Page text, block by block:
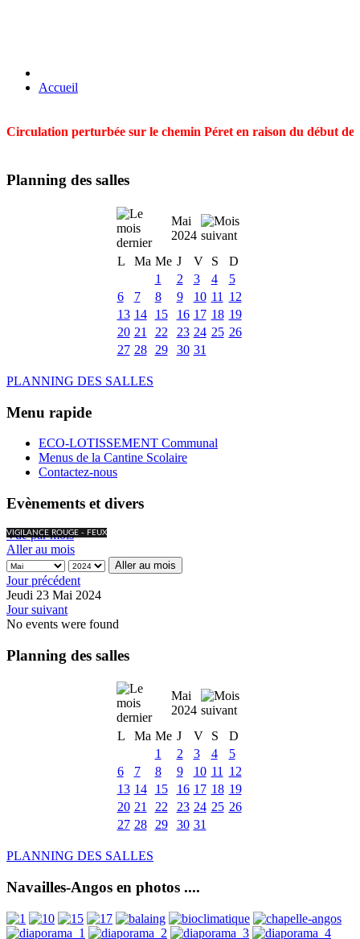
Accueil
Circulation perturbée sur le chemin Péret en raison du début
Planning des salles
Mai
2024
L
Ma Me J V S
D
1
2 3 4
5
6
7 8 9 10 11
12
13 14 15 16 17 18 19
20 21 22 23 24 25 26
27 28 29 30 31
PLANNING DES SALLES
Menu rapide
ECO-LOTISSEMENT Communal
Menus de la Cantine Scolaire
Contactez-nous
Evènements et divers
VIGILANCE ROUGE - FEUX
Vue par mois
Aller au mois
Aller au mois
Jour précédent
Jeudi 23 Mai 2024
Jour suivant
No events were found
Planning des salles
Mai
2024
L
Ma Me J V S
D
1
2 3 4
5
6
7 8 9 10 11
12
13 14 15 16 17 18 19
20 21 22 23 24 25 26
27 28 29 30 31
PLANNING DES SALLES
Navailles-Angos en photos ....